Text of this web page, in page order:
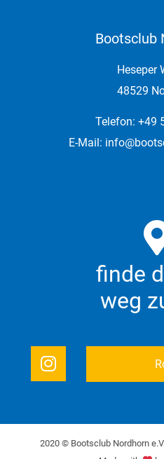
Bootsclub
Heseper
48529
Telefon: +49
E-Mail:
finde
weg
2020 © Bootsclub Nordhorn